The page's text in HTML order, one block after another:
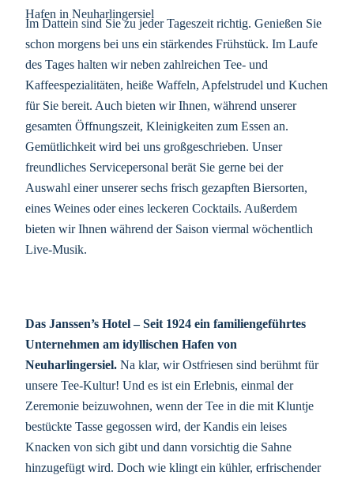
Im Dattein sind Sie zu jeder Tageszeit richtig. Genießen Sie
schon morgens bei uns ein stärkendes Frühstück. Im Laufe
des Tages halten wir neben zahlreichen Tee- und
Kaffeespezialitäten, heiße Waffeln, Apfelstrudel und Kuchen
für Sie bereit. Auch bieten wir Ihnen, während unserer
gesamten Öffnungszeit, Kleinigkeiten zum Essen an.
Gemütlichkeit wird bei uns großgeschrieben. Unser
freundliches Servicepersonal berät Sie gerne bei der
Auswahl einer unserer sechs frisch gezapften Biersorten,
eines Weines oder eines leckeren Cocktails. Außerdem
bieten wir Ihnen während der Saison viermal wöchentlich
Live-Musik.
Das Janssen’s Hotel –Seit 1924 ein familiengeführtes
Unternehmen am idyllischen Hafen von
Neuharlingersiel. Na klar, wir Ostfriesen sind berühmt für
unsere Tee-Kultur! Und es ist ein Erlebnis, einmal der
Zeremonie beizuwohnen, wenn der Tee in die mit Kluntje
bestückte Tasse gegossen wird, der Kandis ein leises
Knacken von sich gibt und dann vorsichtig die Sahne
hinzugefügt wird. Doch wie klingt ein kühler, erfrischender